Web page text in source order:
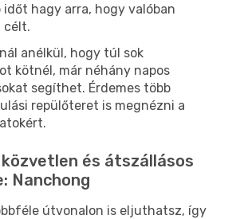
hagy arra, hogy valóban
célt.
anélkül, hogy túl sok
kötnél, már néhány napos
segíthet. Érdemes több
repülőteret is megnézni a
és átszállásos
Nanchong
útvonalon is eljuthatsz, így